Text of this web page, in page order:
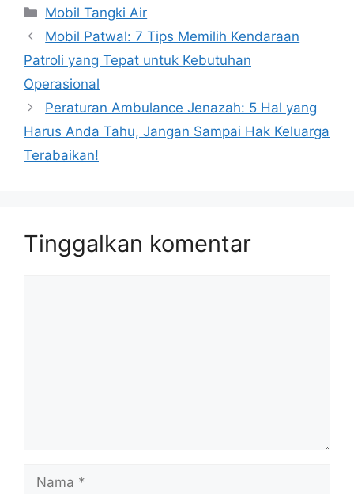
Kategori
Mobil Tangki Air
Mobil Patwal: 7 Tips Memilih Kendaraan
Patroli yang Tepat untuk Kebutuhan
Operasional
Peraturan Ambulance Jenazah: 5 Hal yang
Harus Anda Tahu, Jangan Sampai Hak Keluarga
Terabaikan!
Tinggalkan komentar